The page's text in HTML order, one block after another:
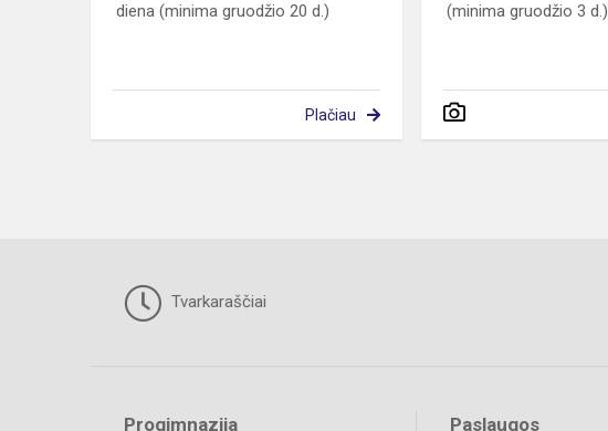
diena (minima gruodžio 20 d.)
Plačiau
(minima gruodžio 3 d.)
Tvarkaraščiai
Progimnazija Paslaugos